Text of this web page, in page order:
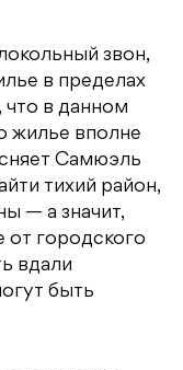
звон,
в пределах
что в данном
жилье вполне
Самюэль
тихий район,
— а значит,
от городского
вдали
быть